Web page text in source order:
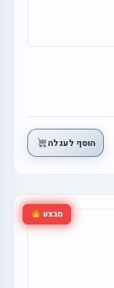
הוסף לעגלה
מבצע